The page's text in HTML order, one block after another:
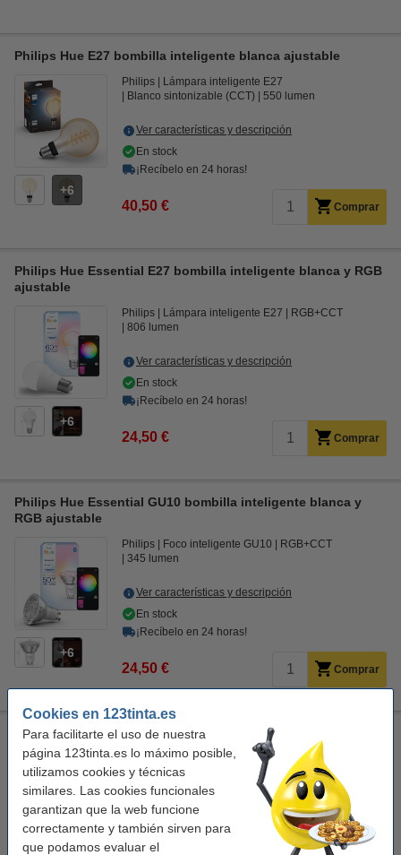
Cookies en 123tinta.es
Para facilitarte el uso de nuestra
página 123tinta.es lo máximo posible,
utilizamos cookies y técnicas
similares. Las cookies funcionales
garantizan que la web funcione
correctamente y también sirven para
que podamos evaluar el
Philips Hue E27 bombilla inteligente blanca ajustable
6
Philips
Lámpara inteligente E27
Blanco sintonizable (CCT)
550 lumen
Ver características y descripción
En stock
¡Recíbelo en 24 horas!
40,50 € Comprar
Philips Hue Essential E27 bombilla inteligente blanca y RGB
ajustable
6
Philips Lámpara inteligente E27
RGB+CCT
806 lumen
Ver características y descripción
En stock
¡Recíbelo en 24 horas!
24,50 € Comprar
Philips Hue Essential GU10 bombilla inteligente blanca y
RGB ajustable
6
Philips Foco inteligente GU10
RGB+CCT
345 lumen
Ver características y descripción
En stock
¡Recíbelo en 24 horas!
24,50 € Comprar
Philips Hue E14 bombilla inteligente tipo vela C39 luz blanca
cálida ajustable
Philips
Lámpara inteligente E14
Blanco sintonizable (CCT)
350 lumen
Ver características y descripción
En stock